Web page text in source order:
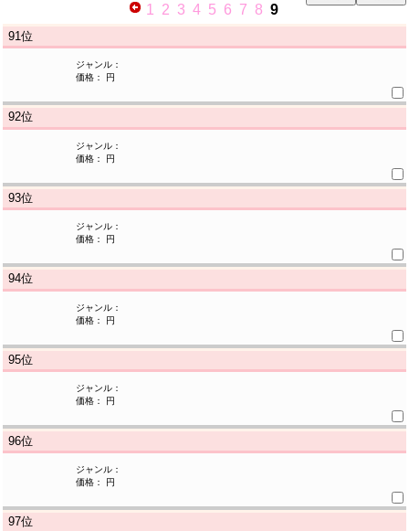
1 2 3 4 5 6 7 8 9
91位
ジャンル：
価格： 円
92位
ジャンル：
価格： 円
93位
ジャンル：
価格： 円
94位
ジャンル：
価格： 円
95位
ジャンル：
価格： 円
96位
ジャンル：
価格： 円
97位